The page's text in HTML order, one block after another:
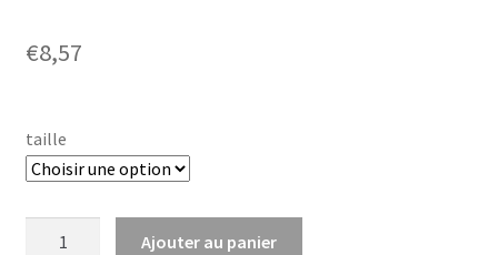
€8,57
taille
Ajouter au panier